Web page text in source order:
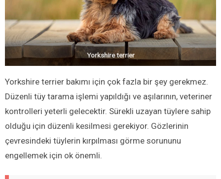
Yorkshire terrier
Yorkshire terrier bakımı için çok fazla bir şey gerekmez.
Düzenli tüy tarama işlemi yapıldığı ve aşılarının, veteriner
kontrolleri yeterli gelecektir. Sürekli uzayan tüylere sahip
olduğu için düzenli kesilmesi gerekiyor. Gözlerinin
çevresindeki tüylerin kırpılması görme sorununu
engellemek için ok önemli.